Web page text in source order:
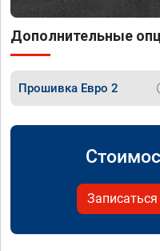
Дополнительные
Прошивка Евро 2
Записаться